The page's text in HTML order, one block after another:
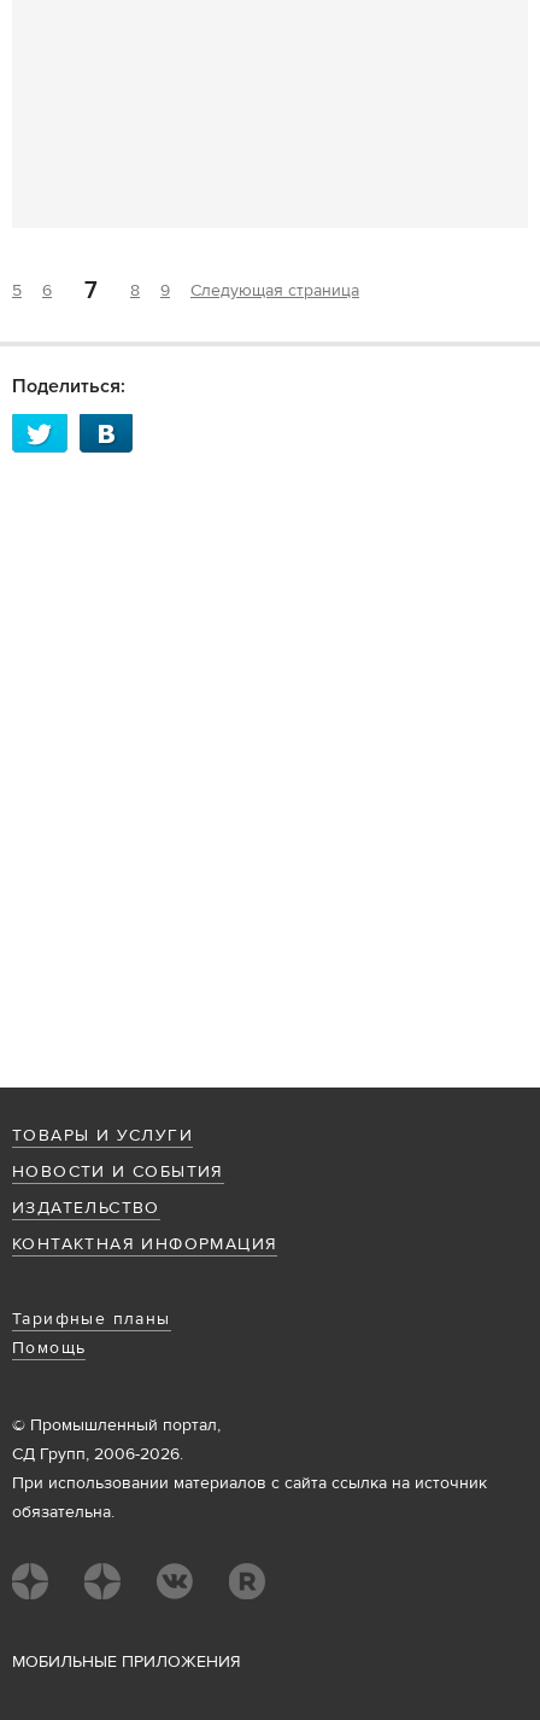
5 6 7 8 9 Следующая страница
Поделиться:
ТОВАРЫ И УСЛУГИ
НОВОСТИ И СОБЫТИЯ
ИЗДАТЕЛЬСТВО
КОНТАКТНАЯ ИНФОРМАЦИЯ
Тарифные планы
Помощь
© Промышленный портал,
СД Групп, 2006-2026.
При использовании материалов с сайта ссылка на источник
обязательна.
МОБИЛЬНЫЕ ПРИЛОЖЕНИЯ